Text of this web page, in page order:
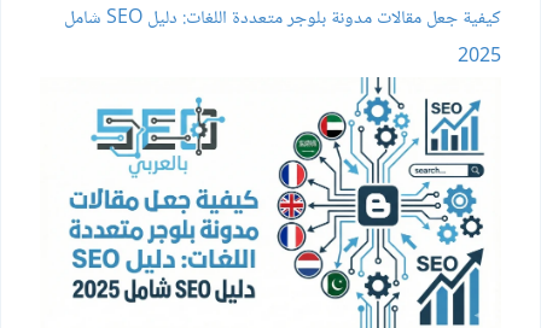
كيفية جعل مقالات مدونة بلوجر متعددة اللغات: دليل SEO شامل
2025